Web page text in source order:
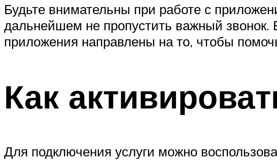
Будьте внимательны при работе с
дальнейшем не пропустить важный
приложения направлены на то, чтобы
Как
Для подключения услуги можно